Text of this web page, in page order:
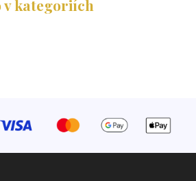
v kategoriích